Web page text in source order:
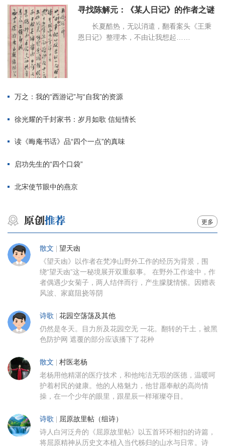
寻找陈解元：《某人日记》的作者之谜
长夏酷热，无以消遣，翻看案头《王秉
恩日记》整理本，不由让我想起……
万之：我的“西游记”与“自我”的资源
徐光耀的千封家书：岁月如歌 信短情长
读《晦庵书话》品“四个一点”的真味
启功先生的“四个口袋”
北宋使节眼中的燕京
更多
散文 望天凼
《望天凼》以作者在梵净山野外工作的经历为背景，围
绕“望天凼”这一秘境展开双重叙事。 在野外工作途中，作
者偶遇少女菊子，两人结伴而行，产生朦胧情愫。因赠表
风波、家庭阻挠等阴
诗歌 花园空荡荡及其他
仍然是冬天。目力所及花园空无 一花。翻转的干土，被黑
色防护网 遮覆的部分应该播下了花种
散文 村医老杨
老杨用他精湛的医疗技术，和他纯洁无瑕的医德，温暖呵
护着村民的健康。他的人格魅力，他甘愿奉献的高尚情
操，在一个少年的眼里，跟星辰一样璀璨夺目。
诗歌 屈原故里帖（组诗）
诗人白河泛舟的《屈原故里帖》以五首环环相扣的诗篇，
将屈原精神从历史文本植入当代秭归的山水与日常。诗